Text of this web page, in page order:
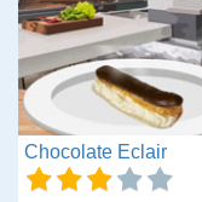
Chocolate Eclair